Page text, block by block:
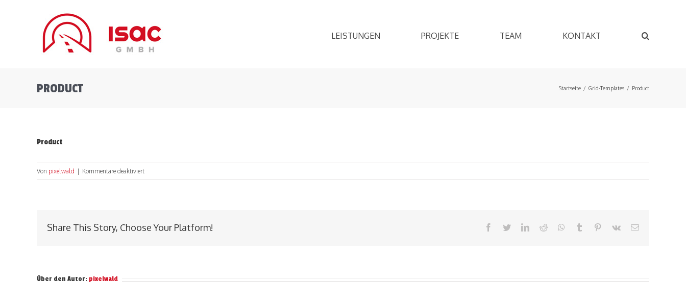
LEISTUNGEN PROJEKTE TEAM KONTAKT
PRODUCT Startseite / Grid-Templates / Product
Product
Von pixelwald | Kommentare deaktiviertfür
Product
Share This Story, Choose Your Platform! Facebook
TwitterLinkedIn
Reddit WhatsApp
Tumblr Pinterest
Vk
E-
Über den Autor: pixelwald